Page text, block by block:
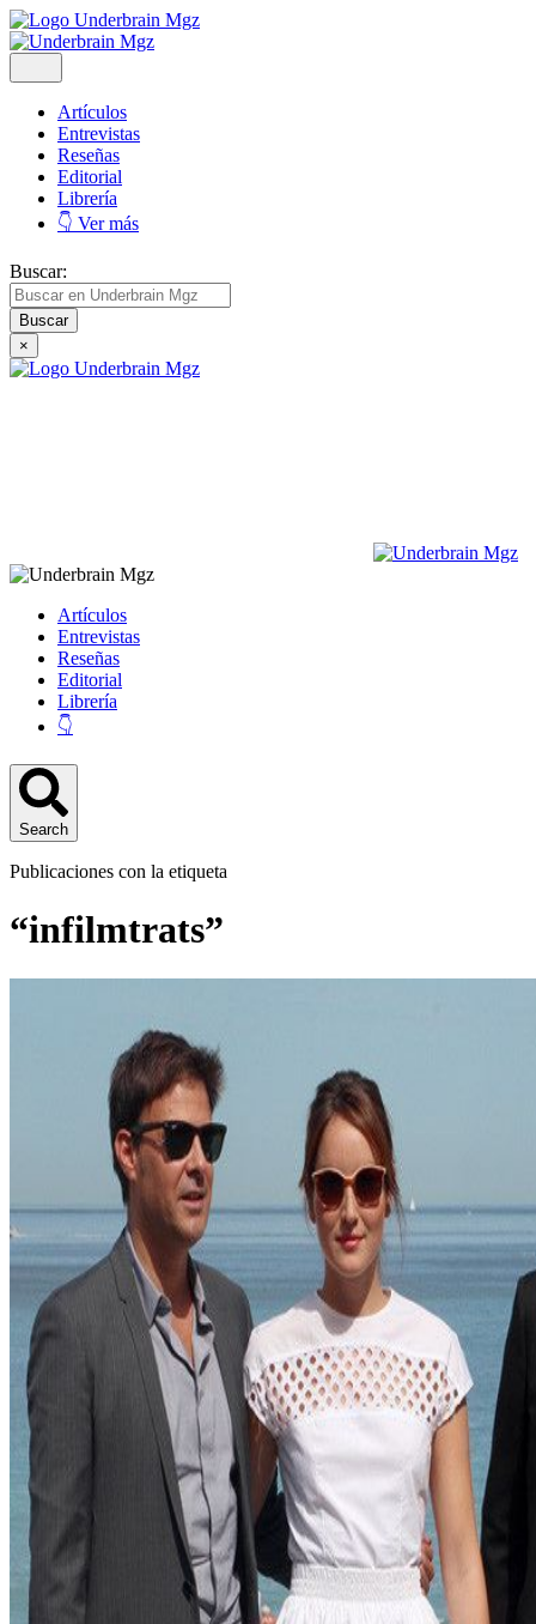
Artículos
Entrevistas
Reseñas
Editorial
Librería
👇 Ver más
Buscar:
×
Artículos
Entrevistas
Reseñas
Editorial
Librería
👇
Search
Publicaciones con la etiqueta
“infilmtrats”